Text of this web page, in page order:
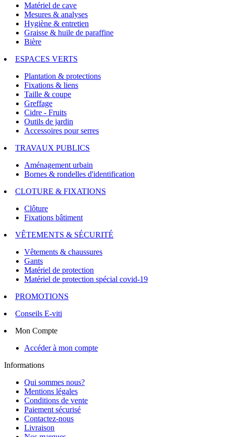
Matériel de cave
Mesures & analyses
Hygiène & entretien
Graisse & huile de paraffine
Bière
ESPACES VERTS
Plantation & protections
Fixations & liens
Taille & coupe
Greffage
Cidre - Fruits
Outils de jardin
Accessoires pour serres
TRAVAUX PUBLICS
Aménagement urbain
Bornes & rondelles d'identification
CLOTURE & FIXATIONS
Clôture
Fixations bâtiment
VÊTEMENTS & SÉCURITÉ
Vêtements & chaussures
Gants
Matériel de protection
Matériel de protection spécial covid-19
PROMOTIONS
Conseils E-viti
Mon Compte
Accéder à mon compte
Informations
Qui sommes nous?
Mentions légales
Conditions de vente
Paiement sécurisé
Contactez-nous
Livraison